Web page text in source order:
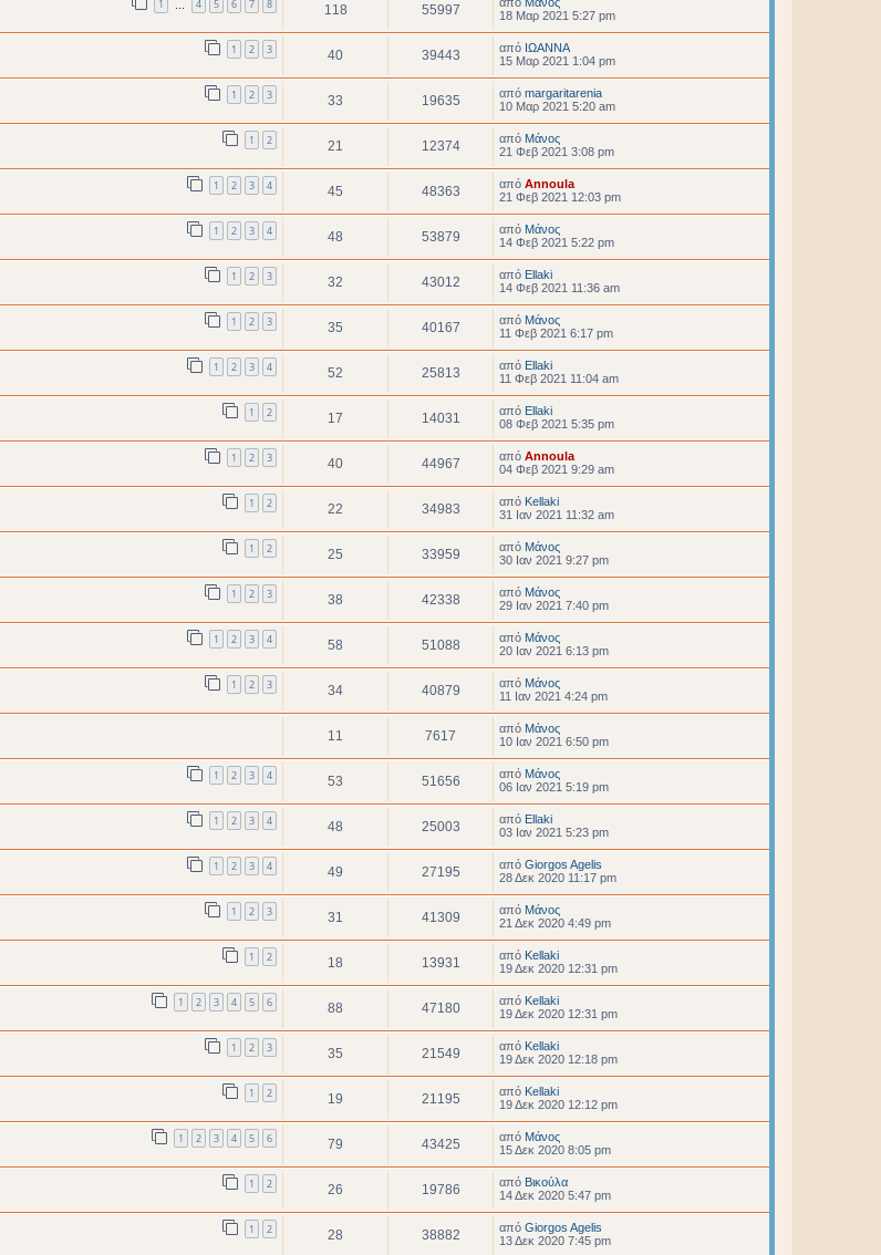
1 4 5 6 7 8 118 55997
18 Μαρ 2021 5:27 pm
1 2 3 40 39443 από ΙΩΑΝΝΑ
15 Μαρ 2021 1:04 pm
1 2 3 33 19635 από margaritarenia
10 Μαρ 2021 5:20 am
1 2 21 12374 από Μάνος
21 Φεβ 2021 3:08 pm
1 2 3 4 45 48363 από Annoula
21 Φεβ 2021 12:03 pm
1 2 3 4 48 53879 από Μάνος
14 Φεβ 2021 5:22 pm
1 2 3 32 43012 από Ellaki
14 Φεβ 2021 11:36 am
1 2 3 35 40167 από Μάνος
11 Φεβ 2021 6:17 pm
1 2 3 4 52 25813 από Ellaki
11 Φεβ 2021 11:04 am
1 2 17 14031 από Ellaki
08 Φεβ 2021 5:35 pm
1 2 3 40 44967 από Annoula
04 Φεβ 2021 9:29 am
1 2 22 34983 από Kellaki
31 Ιαν 2021 11:32 am
1 2 25 33959 από Μάνος
30 Ιαν 2021 9:27 pm
1 2 3 38 42338 από Μάνος
29 Ιαν 2021 7:40 pm
1 2 3 4 58 51088 από Μάνος
20 Ιαν 2021 6:13 pm
1 2 3 34 40879 από Μάνος
11 Ιαν 2021 4:24 pm
11 7617 από Μάνος
10 Ιαν 2021 6:50 pm
1 2 3 4 53 51656 από Μάνος
06 Ιαν 2021 5:19 pm
1 2 3 4 48 25003 από Ellaki
03 Ιαν 2021 5:23 pm
1 2 3 4 49 27195 από Giorgos Agelis
28 Δεκ 2020 11:17 pm
1 2 3 31 41309 από Μάνος
21 Δεκ 2020 4:49 pm
1 2 18 13931 από Kellaki
19 Δεκ 2020 12:31 pm
1 2 3 4 5 6 88 47180 από Kellaki
19 Δεκ 2020 12:31 pm
1 2 3 35 21549 από Kellaki
19 Δεκ 2020 12:18 pm
1 2 19 21195 από Kellaki
19 Δεκ 2020 12:12 pm
1 2 3 4 5 6 79 43425 από Μάνος
15 Δεκ 2020 8:05 pm
1 2 26 19786 από Βικούλα
14 Δεκ 2020 5:47 pm
1 2 28 38882 από Giorgos Agelis
13 Δεκ 2020 7:45 pm